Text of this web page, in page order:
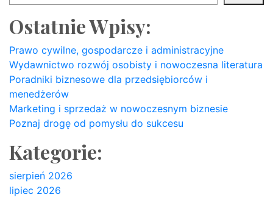
Ostatnie Wpisy:
Prawo cywilne, gospodarcze i administracyjne
Wydawnictwo rozwój osobisty i nowoczesna literatura
Poradniki biznesowe dla przedsiębiorców i
menedżerów
Marketing i sprzedaż w nowoczesnym biznesie
Poznaj drogę od pomysłu do sukcesu
Kategorie:
sierpień 2026
lipiec 2026